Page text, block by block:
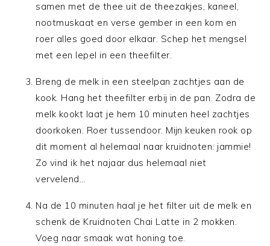
samen met de thee uit de theezakjes, kaneel,
nootmuskaat en verse gember in een kom en
roer alles goed door elkaar. Schep het mengsel
met een lepel in een theefilter.
Breng de melk in een steelpan zachtjes aan de
kook. Hang het theefilter erbij in de pan. Zodra de
melk kookt laat je hem 10 minuten heel zachtjes
doorkoken. Roer tussendoor. Mijn keuken rook op
dit moment al helemaal naar kruidnoten: jammie!
Zo vind ik het najaar dus helemaal niet
vervelend…
Na de 10 minuten haal je het filter uit de melk en
schenk de Kruidnoten Chai Latte in 2 mokken.
Voeg naar smaak wat honing toe.